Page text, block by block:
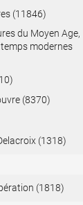
(11846)
du Moyen Age,
modernes
(8370)
(1318)
(1818)